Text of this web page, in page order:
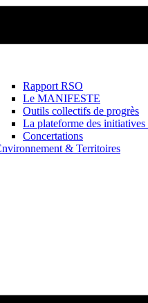
Rapport RSO
Le MANIFESTE
Outils collectifs de progrès
La plateforme des initiatives
Concertations
& Territoires